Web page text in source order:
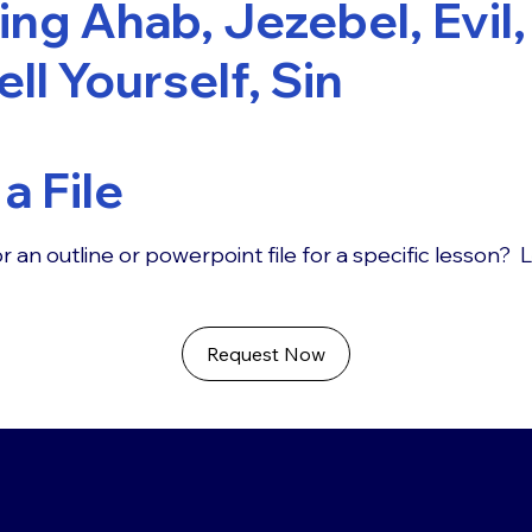
Ahab, Jezebel, Evil,
Yourself, Sin
File
an outline or powerpoint file for a specific lesson?
Request Now